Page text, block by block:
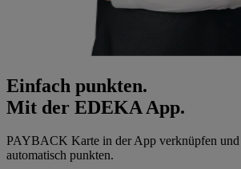
Einfach punkten.
Mit der EDEKA App.
PAYBACK Karte in der App verknüpfen
automatisch punkten.